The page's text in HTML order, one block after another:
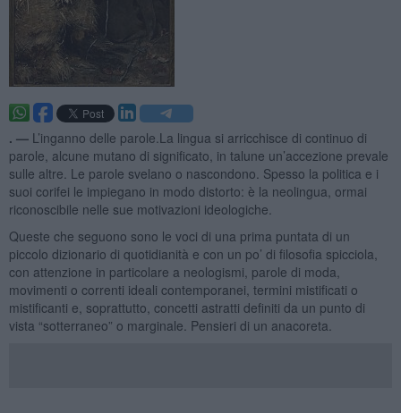
. — L’inganno delle parole.La lingua si arricchisce di continuo di
parole, alcune mutano di significato, in talune un’accezione prevale
sulle altre. Le parole svelano o nascondono. Spesso la politica e i
suoi corifei le impiegano in modo distorto: è la neolingua, ormai
riconoscibile nelle sue motivazioni ideologiche.
Queste che seguono sono le voci di una prima puntata di un
piccolo dizionario di quotidianità e con un po’ di filosofia spicciola,
con attenzione in particolare a neologismi, parole di moda,
movimenti o correnti ideali contemporanei, termini mistificati o
mistificanti e, soprattutto, concetti astratti definiti da un punto di
vista “sotterraneo” o marginale. Pensieri di un anacoreta.